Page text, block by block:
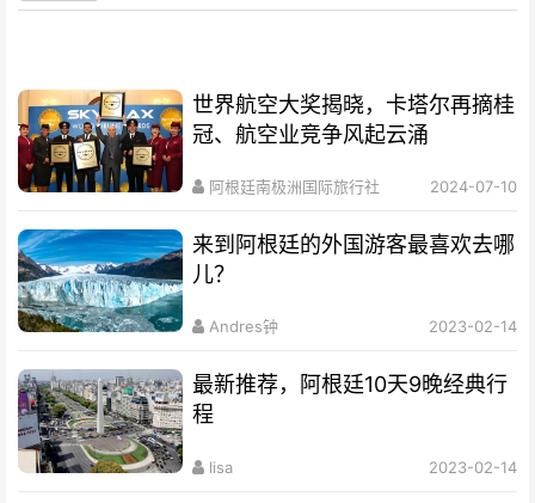
世界航空大奖揭晓，卡塔尔再摘桂
冠、航空业竞争风起云涌
阿根廷南极洲国际旅行社 2024-07-10
来到阿根廷的外国游客最喜欢去哪
儿？
Andres钟 2023-02-14
最新推荐，阿根廷10天9晚经典行
程
lisa 2023-02-14